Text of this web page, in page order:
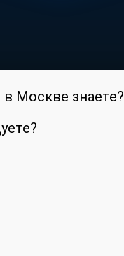
Москве знаете?